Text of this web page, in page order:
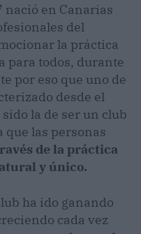
nació en Canarias
del
la práctica
para todos, durante
por eso que uno de
desde el
la de ser un club
las personas
de la práctica
y único.
ha ido ganando
cada vez